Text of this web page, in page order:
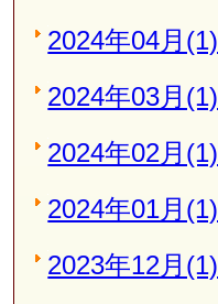
2024年04月(1)
2024年03月(1)
2024年02月(1)
2024年01月(1)
2023年12月(1)